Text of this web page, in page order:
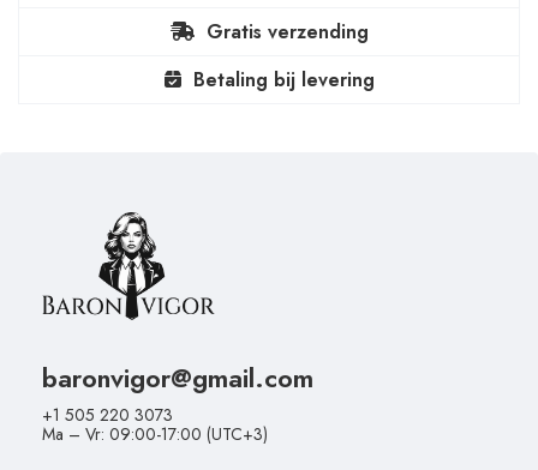
Gratis verzending
Betaling bij levering
baronvigor@gmail.com
+1 505 220 3073
Ma – Vr: 09:00-17:00 (UTC+3)